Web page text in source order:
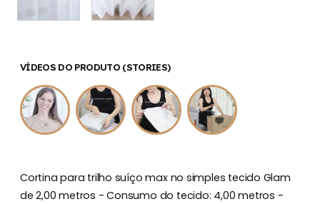
VÍDEOS DO PRODUTO (STORIES)
Cortina para trilho suíço max no simples tecido Glam
de 2,00 metros - Consumo do tecido: 4,00 metros -